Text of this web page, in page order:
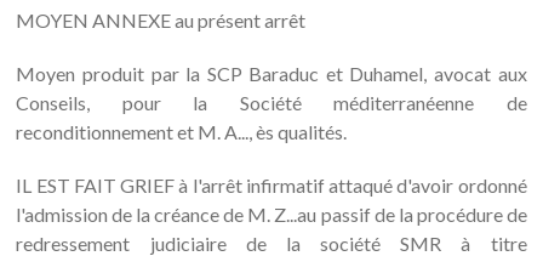
MOYEN ANNEXE au présent arrêt
Moyen produit par la SCP Baraduc et Duhamel, avocat aux
Conseils, pour la Société méditerranéenne de
reconditionnement et M. A..., ès qualités.
IL EST FAIT GRIEF à l'arrêt infirmatif attaqué d'avoir ordonné
l'admission de la créance de M. Z...au passif de la procédure de
redressement judiciaire de la société SMR à titre